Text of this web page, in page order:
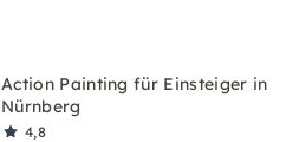
Action Painting für Einsteiger in
Nürnberg
4,8